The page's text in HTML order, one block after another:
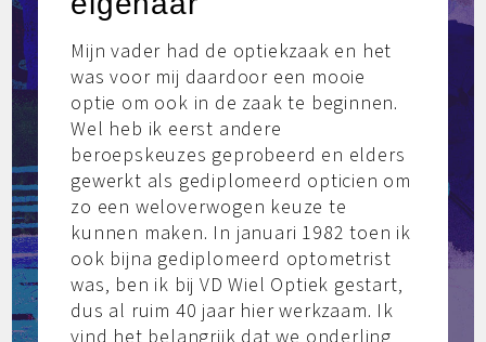
Ik ben in september 2007, tijdens mijn
studie commerciële economie, als 23-
jarige als weekendhulp en in de
vakanties begonnen bij VD Wiel Optiek.
Wat ik tijdens de studie leerde kon ik
gelijk toepassen in het werk. Ik werd
al langere tijd als directie gezien en
toen ik in 2014 mijn eerste jaar als
ondernemer was begonnen werden
we Ondernemer van het jaar MKB en
Detailhandel. Mijn toekomstvisie is dat
VD Wiel Optiek dé plek is in Ede om
terecht te kunnen voor je ogen.